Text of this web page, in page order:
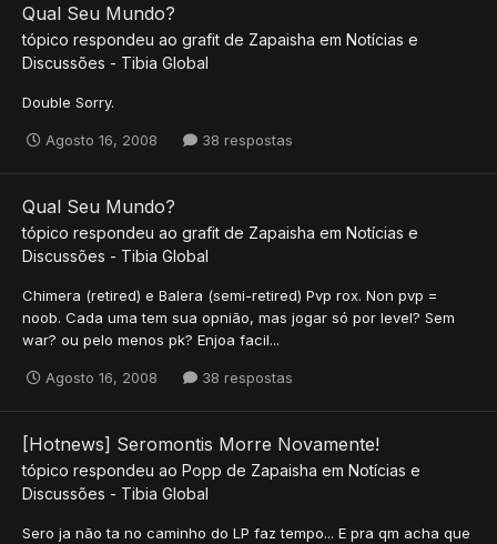
Qual Seu Mundo?
tópico respondeu ao grafit de Zapaisha em Notícias e
Discussões - Tibia Global
Double Sorry.
Agosto 16, 2008 38 respostas
Qual Seu Mundo?
tópico respondeu ao grafit de Zapaisha em Notícias e
Discussões - Tibia Global
Chimera (retired) e Balera (semi-retired) Pvp rox. Non pvp =
noob. Cada uma tem sua opnião, mas jogar só por level? Sem
war? ou pelo menos pk? Enjoa facil...
Agosto 16, 2008 38 respostas
[Hotnews] Seromontis Morre Novamente!
tópico respondeu ao Popp de Zapaisha em Notícias e
Discussões - Tibia Global
Sero ja não ta no caminho do LP faz tempo... E pra qm acha que